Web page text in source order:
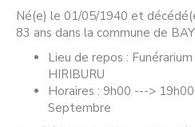
Né(e) le 01/05/1940 et
83 ans dans la commune de
Lieu de repos :
HIRIBURU
Horaires : 9h00 --->
Septembre